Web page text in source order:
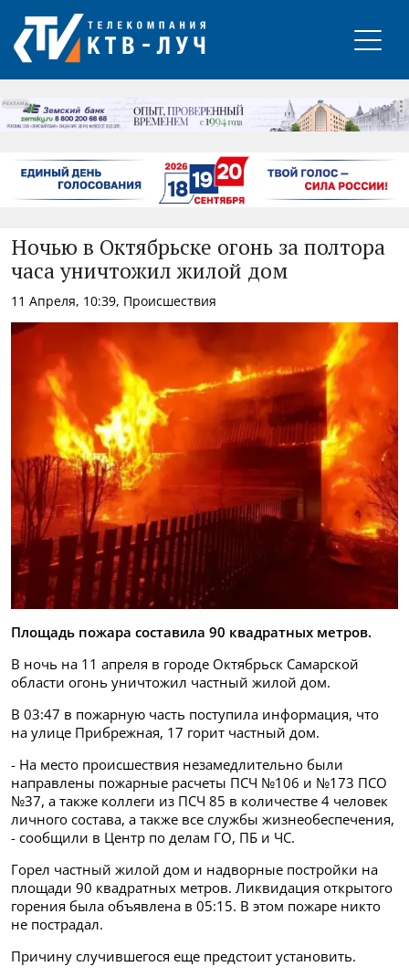
РЕКЛАМА
Ночью в Октябрьске огонь за полтора
часа уничтожил жилой дом
11 Апреля, 10:39, Происшествия
Площадь пожара составила 90 квадратных метров.
В ночь на 11 апреля в городе Октябрьск Самарской
области огонь уничтожил частный жилой дом.
В 03:47 в пожарную часть поступила информация, что
на улице Прибрежная, 17 горит частный дом.
- На место происшествия незамедлительно были
направлены пожарные расчеты ПСЧ №106 и №173 ПСО
№37, а также коллеги из ПСЧ 85 в количестве 4 человек
личного состава, а также все службы жизнеобеспечения,
- сообщили в Центр по делам ГО, ПБ и ЧС.
Горел частный жилой дом и надворные постройки на
площади 90 квадратных метров. Ликвидация открытого
горения была объявлена в 05:15. В этом пожаре никто
не пострадал.
Причину случившегося еще предстоит установить.